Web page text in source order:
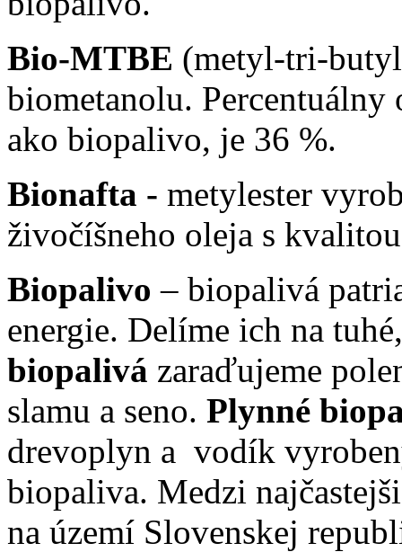
Bio-MTBE (metyl-tri-
biometanolu.
ako biopalivo, je 36 %.
Bionafta - metylester
živočíšneho oleja s
Biopalivo – biopalivá
energie. Delíme ich na
biopalivá zaraďujeme
slamu a seno. Plynné
drevoplyn a vodík
biopaliva. Medzi
na území Slovenskej